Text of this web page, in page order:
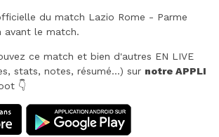
du match Lazio Rome - Parme
avant le match.
ce match et bien d'autres EN LIVE
stats, notes, résumé...) sur notre APPLI
👇